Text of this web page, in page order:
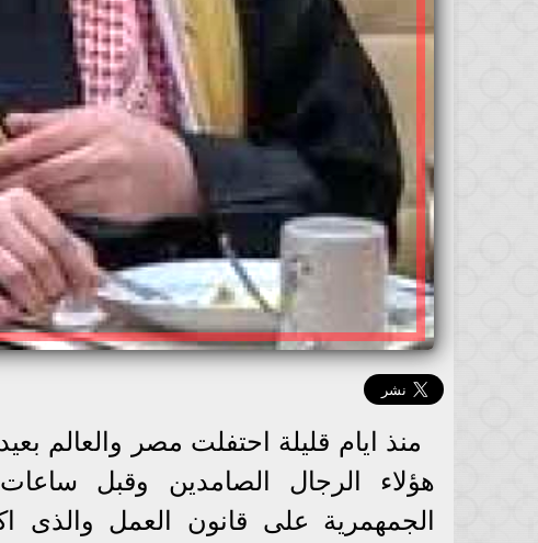
منذ ايام قليلة احتفلت مصر والعالم
هؤلاء الرجال الصامدين وقبل
الجمهمرية على قانون العمل والذى